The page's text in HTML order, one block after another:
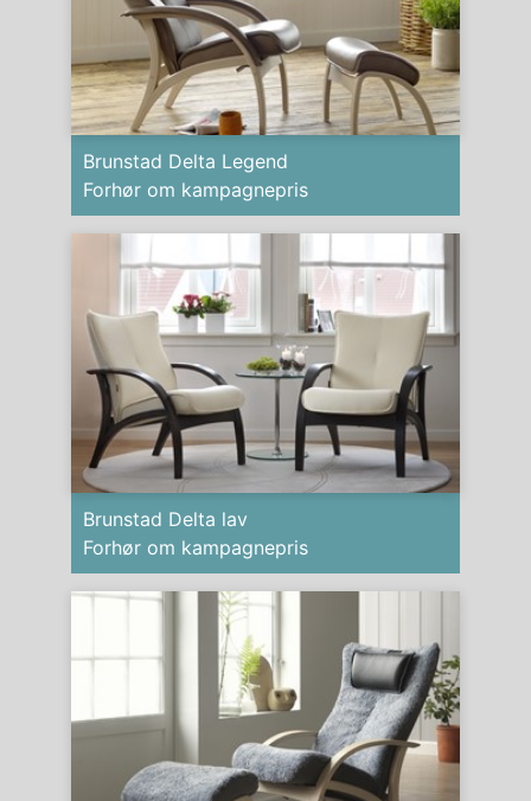
Brunstad Delta Legend
Forhør om kampagnepris
Brunstad Delta lav
Forhør om kampagnepris